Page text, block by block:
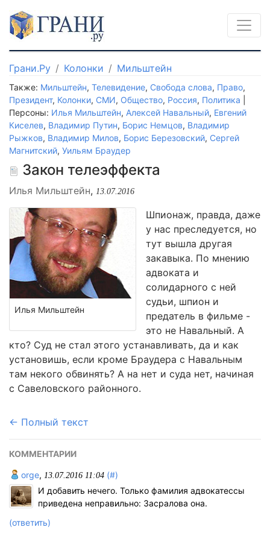
Грани.Ру Колонки Мильштейн
Также: Мильштейн, Телевидение, Свобода слова, Право,
Президент, Колонки, СМИ, Общество, Россия, Политика
Персоны: Илья Мильштейн, Алексей Навальный, Евгений
Киселев, Владимир Путин, Борис Немцов, Владимир
Рыжков, Владимир Милов, Борис Березовский, Сергей
Магнитский, Уильям Браудер
Закон телеэффекта
Илья Мильштейн, 13.07.2016
Илья Мильштейн
Шпионаж, правда, даже
у нас преследуется, но
тут вышла другая
закавыка. По мнению
адвоката и
солидарного с ней
судьи, шпион и
предатель в фильме -
это не Навальный. А
кто? Суд не стал этого устанавливать, да и как
установишь, если кроме Браудера с Навальным
там некого обвинять? А на нет и суда нет, начиная
с Савеловского районного.
← Полный текст
КОММЕНТАРИИ
orge, 13.07.2016 11:04 (#)
И добавить нечего. Только фамилия адвокатессы
приведена неправильно: Засралова она.
(ответить)